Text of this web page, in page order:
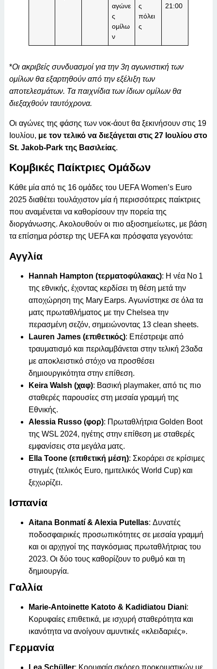
αγώνε
ς
ομίλω
ν
ς
πόλει
ς
21:00
*Οι ακριβείς συνδυασμοί για την 3η αγωνιστική των
ομίλων θα εξαρτηθούν από την εξέλιξη των
αποτελεσμάτων. Τα παιχνίδια των ίδιων ομίλων θα
διεξαχθούν ταυτόχρονα.
Οι αγώνες της φάσης των νοκ-άουτ θα ξεκινήσουν στις 19
Ιουλίου, με τον τελικό να διεξάγεται στις 27 Ιουλίου στο
St. Jakob-Park της Βασιλείας.
Κομβικές Παίκτριες Ομάδων
Κάθε μία από τις 16 ομάδες του UEFA Women’s Euro
2025 διαθέτει τουλάχιστον μία ή περισσότερες παίκτριες
που αναμένεται να καθορίσουν την πορεία της
διοργάνωσης. Ακολουθούν οι πιο αξιοσημείωτες, με βάση
τα επίσημα ρόστερ της UEFA και πρόσφατα γεγονότα:
Αγγλία
Hannah Hampton (τερματοφύλακας): Η νέα Νο 1
της εθνικής, έχοντας κερδίσει τη θέση μετά την
αποχώρηση της Mary Earps. Αγωνίστηκε σε όλα τα
ματς πρωταθλήματος με την Chelsea την
περασμένη σεζόν, σημειώνοντας 13 clean sheets.
Lauren James (επιθετικός): Επέστρεψε από
τραυματισμό και περιλαμβάνεται στην τελική 23αδα
με αποκλειστικό στόχο να προσθέσει
δημιουργικότητα στην επίθεση.
Keira Walsh (χαφ): Βασική playmaker, από τις πιο
σταθερές παρουσίες στη μεσαία γραμμή της
Εθνικής.
Alessia Russo (φορ): Πρωταθλήτρια Golden Boot
της WSL 2024, ηγέτης στην επίθεση με σταθερές
εμφανίσεις στα μεγάλα ματς.
Ella Toone (επιθετική μέση): Σκοράρει σε κρίσιμες
στιγμές (τελικός Euro, ημιτελικός World Cup) και
ξεχωρίζει.
Ισπανία
Aitana Bonmatí & Alexia Putellas: Δυνατές
ποδοσφαιρικές προσωπικότητες σε μεσαία γραμμή
και οι αρχηγοί της παγκόσμιας πρωταθλήτριας του
2023. Οι δύο τους καθορίζουν το ρυθμό και τη
δημιουργία.
Γαλλία
Marie-Antoinette Katoto & Kadidiatou Diani:
Κορυφαίες επιθετικά, με ισχυρή σταθερότητα και
ικανότητα να ανοίγουν αμυντικές «κλειδαριές».
Γερμανία
Lea Schüller: Κορυφαία σκόρερ προκριματικών με